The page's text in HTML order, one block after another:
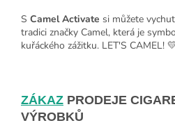
S Camel Activate si můžete
tradici značky Camel, která je
kuřáckého zážitku. LET'S CAMEL!
ZÁKAZ PRODEJE
VÝROBKŮ